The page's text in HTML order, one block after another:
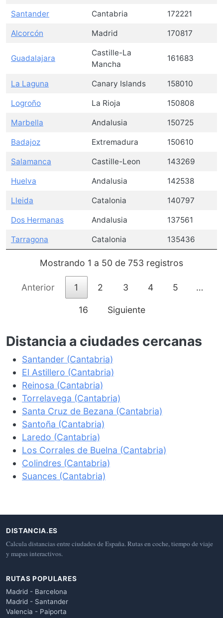
Santander Cantabria 172221
Alcorcón Madrid 170817
Guadalajara
Castille-La
Mancha
161683
La Laguna Canary Islands 158010
Logroño La Rioja 150808
Marbella Andalusia 150725
Badajoz Extremadura 150610
Salamanca Castille-Leon 143269
Huelva Andalusia 142538
Lleida Catalonia 140797
Dos Hermanas Andalusia 137561
Tarragona Catalonia 135436
Mostrando 1 a 50 de 753 registros
Anterior 1 2 3 4 5 …
16 Siguiente
Distancia a ciudades cercanas
Santander (Cantabria)
El Astillero (Cantabria)
Reinosa (Cantabria)
Torrelavega (Cantabria)
Santa Cruz de Bezana (Cantabria)
Santoña (Cantabria)
Laredo (Cantabria)
Los Corrales de Buelna (Cantabria)
Colindres (Cantabria)
Suances (Cantabria)
DISTANCIA.ES
Calcula distancias entre ciudades de España. Rutas en coche, tiempo de viaje
y mapas interactivos.
RUTAS POPULARES
Madrid - Barcelona
Madrid - Santander
Valencia - Paiporta